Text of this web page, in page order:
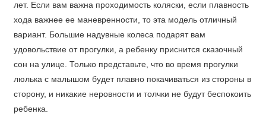
лет. Если вам важна проходимость коляски, если плавность
хода важнее ее маневренности, то эта модель отличный
вариант. Большие надувные колеса подарят вам
удовольствие от прогулки, а ребенку приснится сказочный
сон на улице. Только представьте, что во время прогулки
люлька с малышом будет плавно покачиваться из стороны в
сторону, и никакие неровности и толчки не будут беспокоить
ребенка.